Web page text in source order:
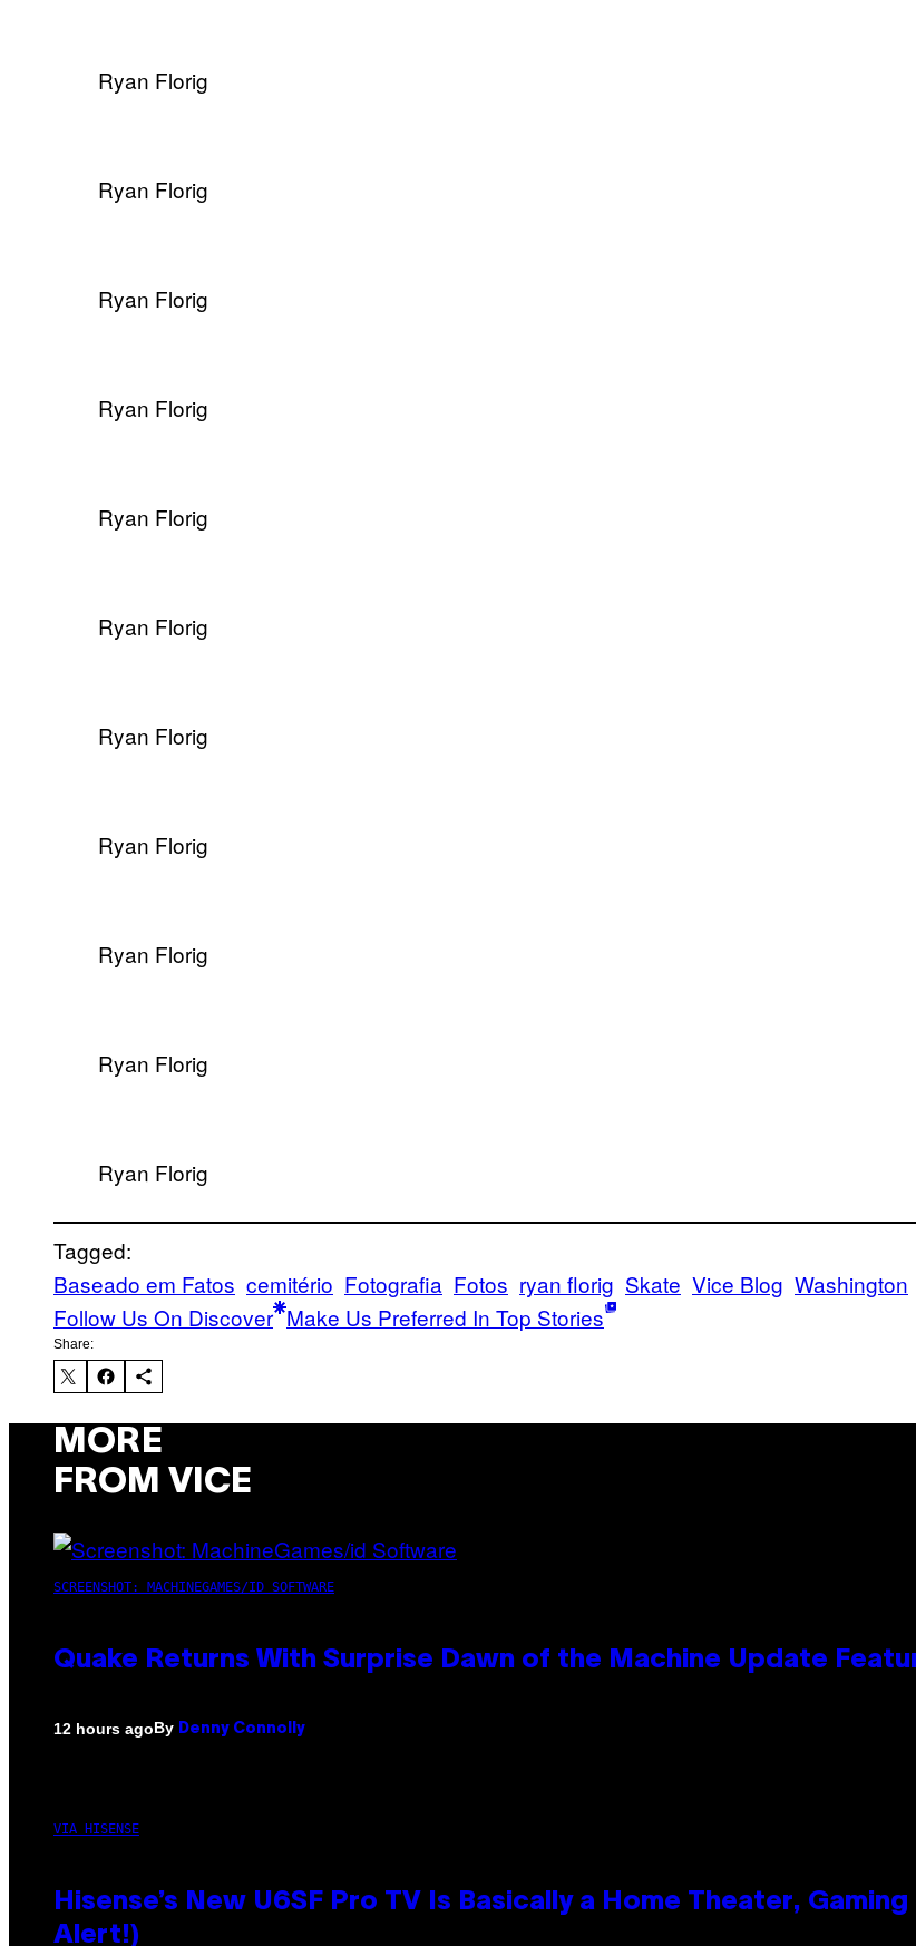
Ryan Florig
Ryan Florig
Ryan Florig
Ryan Florig
Ryan Florig
Ryan Florig
Ryan Florig
Ryan Florig
Ryan Florig
Ryan Florig
Ryan Florig
Tagged:
Baseado em Fatos cemitério Fotografia Fotos ryan florig Skate Vice Blog Washington
Follow Us On Discover Make Us Preferred In Top Stories
Share:
MORE
FROM VICE
SCREENSHOT: MACHINEGAMES/ID SOFTWARE
Quake Returns With Surprise Dawn of the Machine Update
12 hours agoBy Denny Connolly
VIA HISENSE
Hisense’s New U6SF Pro TV Is Basically a Home Theater,
Alert!)